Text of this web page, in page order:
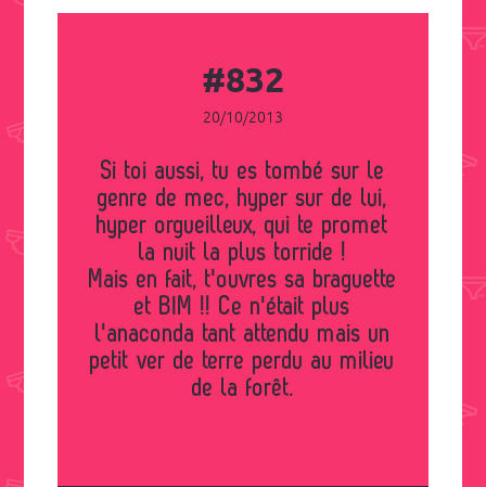
#832
20/10/2013
Si toi aussi, tu es tombé sur le
genre de mec, hyper sur de lui,
hyper orgueilleux, qui te promet
la nuit la plus torride !
Mais en fait, t'ouvres sa braguette
et BIM !! Ce n'était plus
l'anaconda tant attendu mais un
petit ver de terre perdu au milieu
de la forêt.